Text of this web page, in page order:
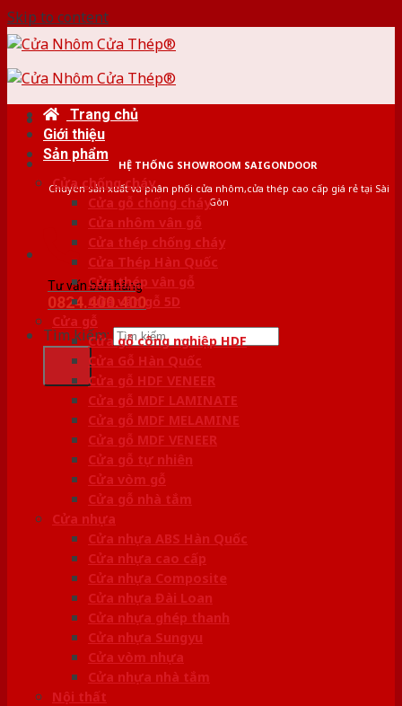
Skip to content
HỆ THỐNG SHOWROOM SAIGONDOOR
Chuyên sản xuất và phân phối cửa nhôm,cửa thép cao cấp giá rẻ tại Sài
Gòn
Tư vấn bán hàng
0824.400.400
Tìm kiếm:
Trang chủ
Giới thiệu
Sản phẩm
Cửa chống cháy
Cửa gỗ chống cháy
Cửa nhôm vân gỗ
Cửa thép chống cháy
Cửa Thép Hàn Quốc
Cửa thép vân gỗ
Cửa vân gỗ 5D
Cửa gỗ
Cửa gỗ công nghiệp HDF
Cửa Gỗ Hàn Quốc
Cửa gỗ HDF VENEER
Cửa gỗ MDF LAMINATE
Cửa gỗ MDF MELAMINE
Cửa gỗ MDF VENEER
Cửa gỗ tự nhiên
Cửa vòm gỗ
Cửa gỗ nhà tắm
Cửa nhựa
Cửa nhựa ABS Hàn Quốc
Cửa nhựa cao cấp
Cửa nhựa Composite
Cửa nhựa Đài Loan
Cửa nhựa ghép thanh
Cửa nhựa Sungyu
Cửa vòm nhựa
Cửa nhựa nhà tắm
Nội thất